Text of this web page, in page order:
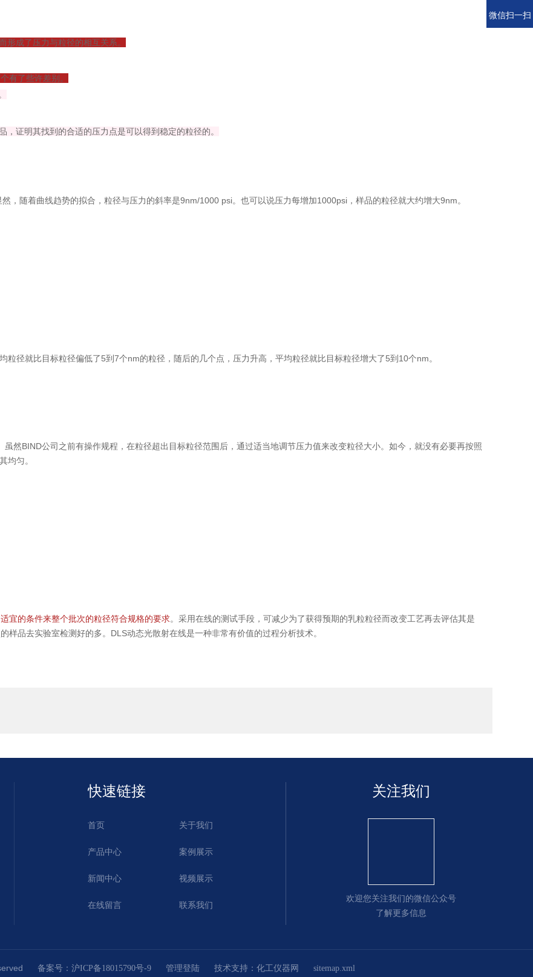
成了压力与粒径的相互关系。
有了些许差别。
证明其找到的合适的压力点是可以得到稳定的粒径的。
随着曲线趋势的拟合，粒径与压力的斜率是9nm/1000 psi。也可以说压力每增加1000psi，样品的粒径就大约增大9nm。
径就比目标粒径偏低了5到7个nm的粒径，随后的几个点，压力升高，平均粒径就比目标粒径增大了5到10个nm。
然BIND公司之前有操作规程，在粒径超出目标粒径范围后，通过适当地调节压力值来改变粒径大小。如今，就没有必要再按照
均匀。
宜的条件来整个批次的粒径符合规格的要求。采用在线的测试手段，可减少为了获得预期的乳粒粒径而改变工艺再去评估其是
品去实验室检测好的多。DLS动态光散射在线是一种非常有价值的过程分析技术。
快速链接
首页 关于我们
产品中心 案例展示
新闻中心 视频展示
在线留言 联系我们
关注我们
欢迎您关注我们的微信公众号
了解更多信息
备案号：沪ICP备18015790号-9 管理登陆 技术支持：化工仪器网 sitemap.xml
微信扫一扫